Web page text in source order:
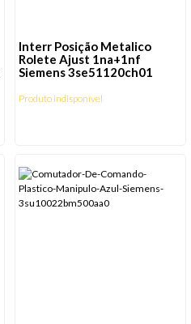
Interr Posição Metalico
Rolete Ajust 1na+1nf
Siemens 3se51120ch01
Produto indisponível